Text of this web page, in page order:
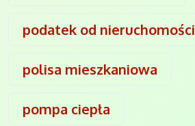
podatek od nieruchomości
polisa mieszkaniowa
pompa ciepła